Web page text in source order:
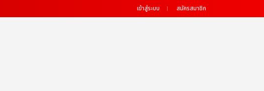
เข้าสู่ระบบ สมัครสมาชิก